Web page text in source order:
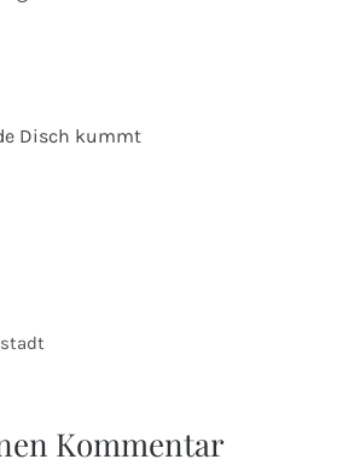
Disch kummt
Kommentar